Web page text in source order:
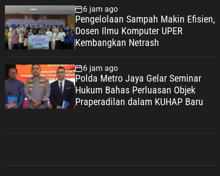
6 jam ago
Pengelolaan Sampah Makin Efisien,
Dosen Ilmu Komputer UPER
Kembangkan Netrash
6 jam ago
Polda Metro Jaya Gelar Seminar
Hukum Bahas Perluasan Objek
Praperadilan dalam KUHAP Baru